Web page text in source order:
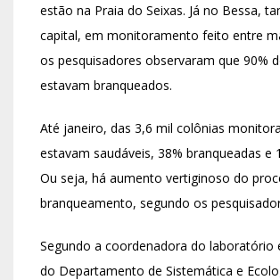
estão na Praia do Seixas. Já no Bessa,
capital, em monitoramento feito entre
os pesquisadores observaram que 90%
estavam branqueados.
Até janeiro, das 3,6 mil colônias
estavam saudáveis, 38% branqueadas e
Ou seja, há aumento vertiginoso do
branqueamento, segundo os
Segundo a coordenadora do laboratório
do Departamento de Sistemática e